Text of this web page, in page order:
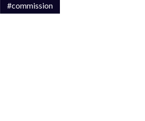
#commission